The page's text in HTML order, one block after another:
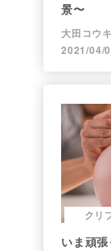
景〜
大田コウキ
2021/04/
クリ
いま頑